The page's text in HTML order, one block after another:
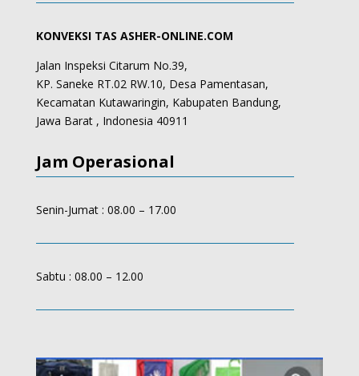
KONVEKSI TAS ASHER-ONLINE.COM
Jalan Inspeksi Citarum No.39,
KP. Saneke RT.02 RW.10, Desa Pamentasan,
Kecamatan Kutawaringin, Kabupaten Bandung,
Jawa Barat , Indonesia 40911
Jam Operasional
Senin-Jumat : 08.00 – 17.00
Sabtu : 08.00 – 12.00